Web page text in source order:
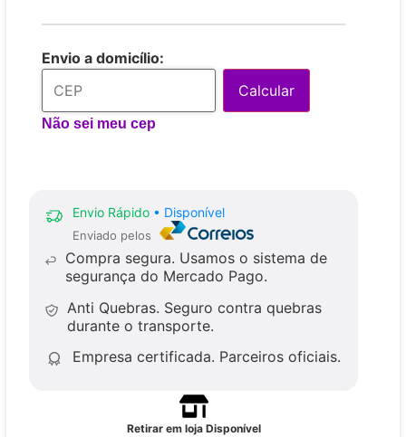
Envio a domicílio:
Calcular
Não sei meu cep
Envio Rápido • Disponível
Enviado pelos
Compra segura. Usamos o sistema de
segurança do Mercado Pago.
Anti Quebras. Seguro contra quebras
durante o transporte.
Empresa certificada. Parceiros oficiais.
Retirar em loja Disponível